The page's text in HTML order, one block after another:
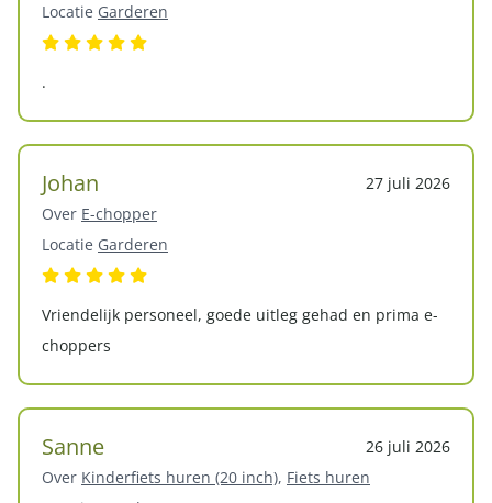
Locatie Garderen
.
Johan
27 juli 2026
Over E-chopper
Locatie Garderen
Vriendelijk personeel, goede uitleg gehad en prima e-
choppers
Sanne
26 juli 2026
Over Kinderfiets huren (20 inch), Fiets huren